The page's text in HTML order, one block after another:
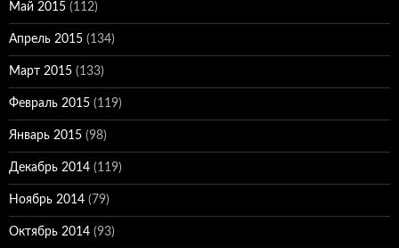
Май 2015 (112)
Апрель 2015 (134)
Март 2015 (133)
Февраль 2015 (119)
Январь 2015 (98)
Декабрь 2014 (119)
Ноябрь 2014 (79)
Октябрь 2014 (93)